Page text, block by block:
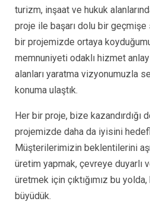
turizm, inşaat ve hukuk
proje ile başarı dolu bir
bir projemizde ortaya
memnuniyeti odaklı hizmet
alanları yaratma vizyonumuzla
konuma ulaştık.
Her bir proje, bize kazandırdığı
projemizde daha da iyisini
Müşterilerimizin beklentilerini
üretim yapmak, çevreye duyarlı
üretmek için çıktığımız bu
büyüdük.